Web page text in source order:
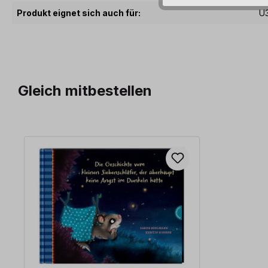
Produkt eignet sich auch für:
Gleich mitbestellen